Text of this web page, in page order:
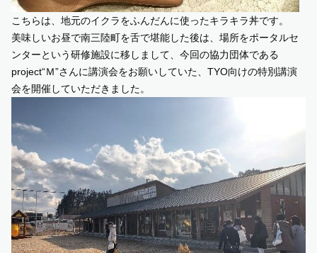
こちらは、地元のイクラをふんだんに使ったキラキラ丼です。
美味しいお昼で南三陸町を舌で堪能した後は、場所をポータルセ
ンターという研修施設に移しまして、今回の協力団体である
project“Ｍ”さんに講演会をお願いしていた、TYO向けの特別講演
会を開催していただきました。